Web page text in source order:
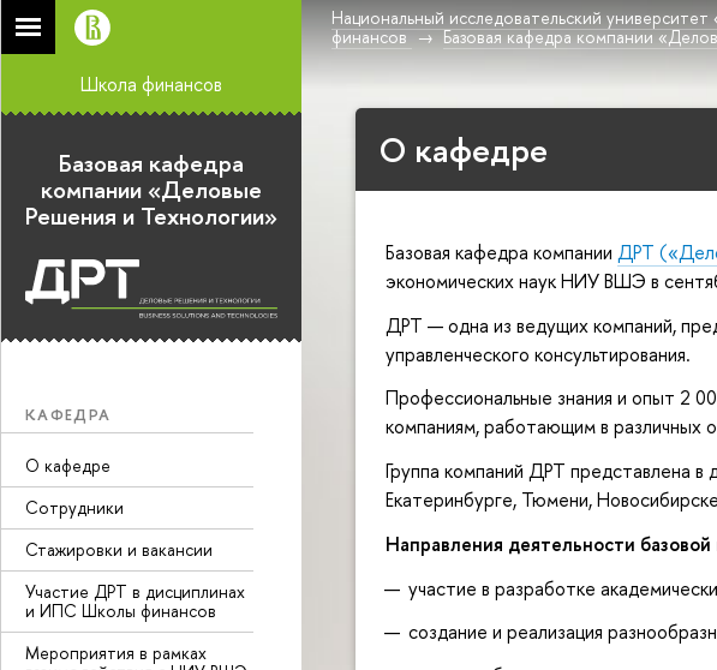
Национальный исследовательский
финансов
Базовая кафедра компании
Школа финансов
Базовая кафедра
компании «Деловые
Решения и Технологии»
КАФЕДРА
О кафедре
Сотрудники
Стажировки и вакансии
Участие ДРТ в дисциплинах
и ИПС Школы финансов
Мероприятия в рамках
О кафедре
Базовая кафедра компании ДРТ
экономических наук НИУ ВШЭ в
ДРТ — одна из ведущих компаний,
управленческого консультирования.
Профессиональные знания и опыт 2
компаниям, работающим в различных
Группа компаний ДРТ представлена
Екатеринбурге, Тюмени,
Направления деятельности
участие в разработке
создание и реализация